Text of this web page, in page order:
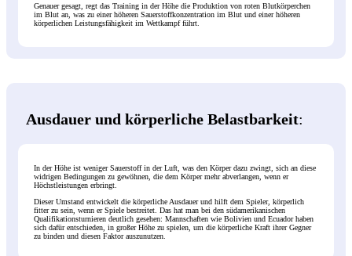
Genauer gesagt, regt das Training in der Höhe die Produktion von roten Blutkörperchen
im Blut an, was zu einer höheren Sauerstoffkonzentration im Blut und einer höheren
körperlichen Leistungsfähigkeit im Wettkampf führt.
Ausdauer und körperliche Belastbarkeit:
In der Höhe ist weniger Sauerstoff in der Luft, was den Körper dazu zwingt, sich an diese
widrigen Bedingungen zu gewöhnen, die dem Körper mehr abverlangen, wenn er
Höchstleistungen erbringt.
Dieser Umstand entwickelt die körperliche Ausdauer und hilft dem Spieler, körperlich
fitter zu sein, wenn er Spiele bestreitet. Das hat man bei den südamerikanischen
Qualifikationsturnieren deutlich gesehen: Mannschaften wie Bolivien und Ecuador haben
sich dafür entschieden, in großer Höhe zu spielen, um die körperliche Kraft ihrer Gegner
zu binden und diesen Faktor auszunutzen.